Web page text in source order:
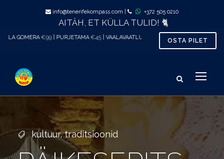
info@tenerifekompass.com +372 505 0210
AITÄH, ET KÜLLA TULID! 🐈
| PURJETAMA€45| VAALAVAATLUS al.€33| TÕENÄOLISELT MUGAVAIM
OSTA PILET
kultuur, traditsioonid